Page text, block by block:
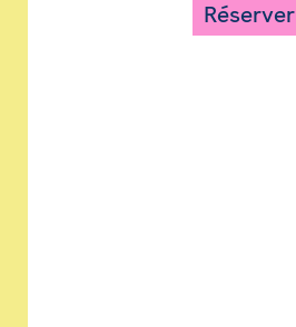
Réserver